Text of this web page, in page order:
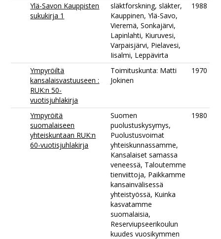
Ylä-Savon Kauppisten
sukukirja 1
släktforskning, släkter,
Kauppinen, Ylä-Savo,
Vieremä, Sonkajärvi,
Lapinlahti, Kiuruvesi,
Varpaisjärvi, Pielavesi,
Iisalmi, Leppävirta
1988
Ympyröiltä
kansalaisvastuuseen :
RUK:n 50-
vuotisjuhlakirja
Toimituskunta: Matti
Jokinen
1970
Ympyröitä
suomalaiseen
yhteiskuntaan RUK:n
60-vuotisjuhlakirja
Suomen
puolustuskysymys,
Puolustusvoimat
yhteiskunnassamme,
Kansalaiset samassa
veneessä, Taloutemme
tienviittoja, Paikkamme
kansainvälisessä
yhteistyössä, Kuinka
kasvatamme
suomalaisia,
Reserviupseerikoulun
kuudes vuosikymmen
1980